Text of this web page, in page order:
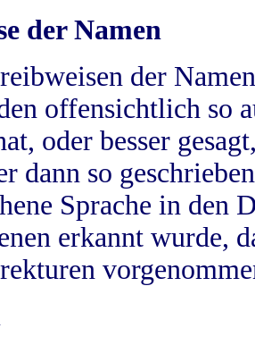
der Namen
der
offensichtlich so
oder besser
dann so
Sprache in
erkannt wurde,